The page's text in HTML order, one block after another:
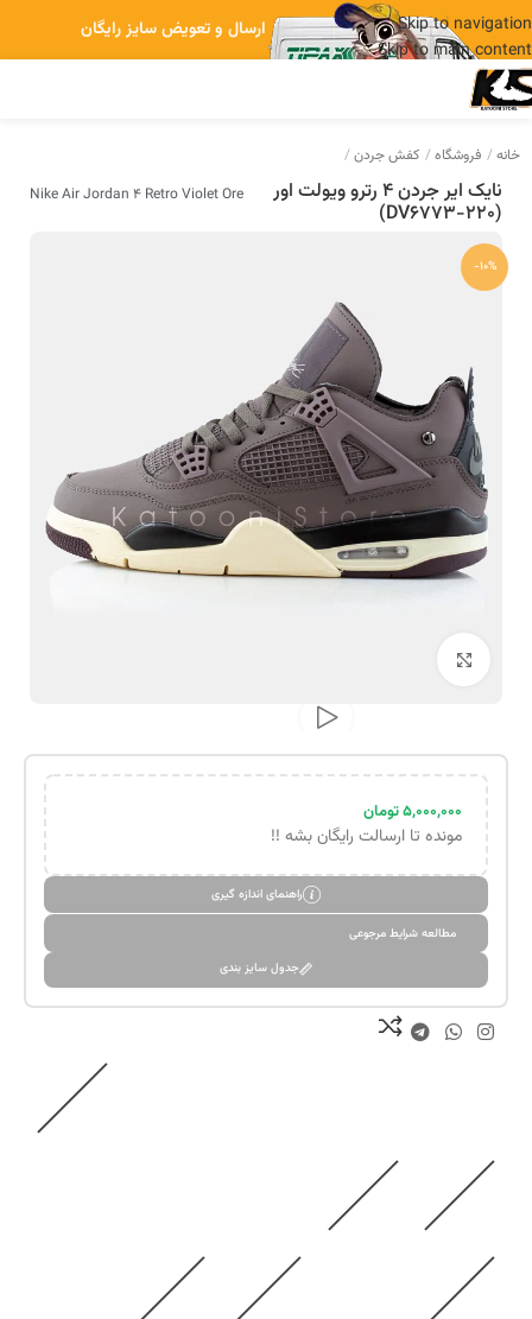
Skip to navigation
Skip to main content
ارسال و تعویض سایز رایگان
خانه فروشگاه کفش جردن
نایک ایر جردن 4 رترو ویولت اور
(DV6773-220)
Nike Air Jordan 4 Retro Violet Ore
-10%
۵,۰۰۰,۰۰۰تومان
مونده تا ارسالت رایگان بشه !!
راهنمای اندازه گیری
مطالعه شرایط مرجوعی
جدول سایز بندی